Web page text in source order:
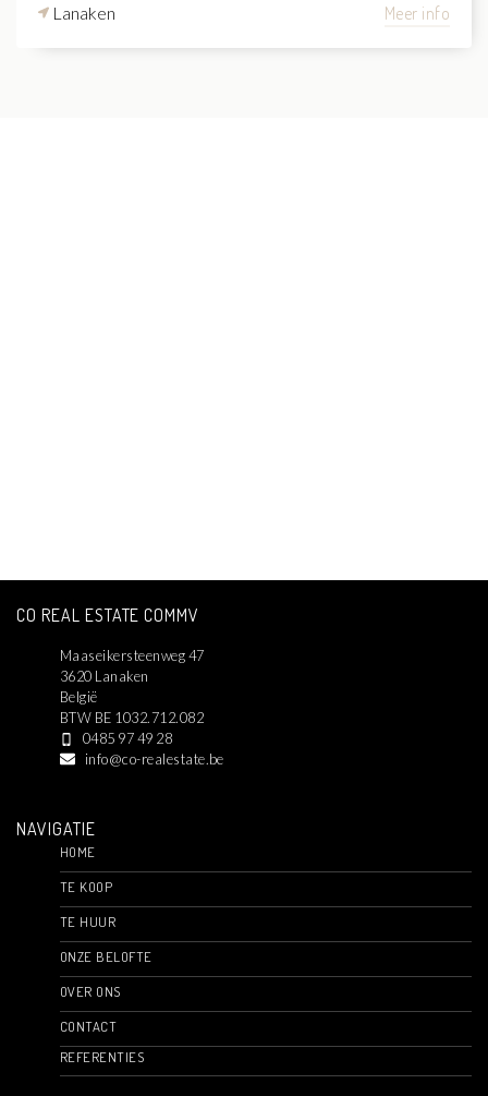
Lanaken Meer info
CO REAL ESTATE COMMV
Maaseikersteenweg 47
3620 Lanaken
België
BTW BE 1032.712.082
0485 97 49 28
info@co-realestate.be
NAVIGATIE
HOME
TE KOOP
TE HUUR
ONZE BELOFTE
OVER ONS
CONTACT
REFERENTIES